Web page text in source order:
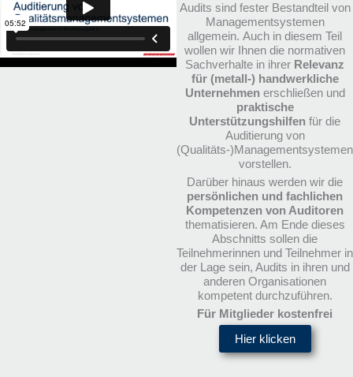
Audits sind fester Bestandteil von
Managementsystemen
allgemein. Auch in diesem Teil
wollen wir Ihnen die normativen
Sachverhalte in ihrer Relevanz
für (metall-) handwerkliche
Unternehmenerschließen und
praktische
Unterstützungshilfen für die
Auditierung von
(Qualitäts-)Managementsystemen
vorstellen.
Darüber hinaus werden wir die
persönlichen und fachlichen
Kompetenzen von Auditoren
thematisieren. Am Ende dieses
Abschnitts sollen die
Teilnehmerinnen und Teilnehmer in
der Lage sein, Audits in ihren und
anderen Organisationen
kompetent durchzuführen.
Für Mitglieder kostenfrei
Hier klicken